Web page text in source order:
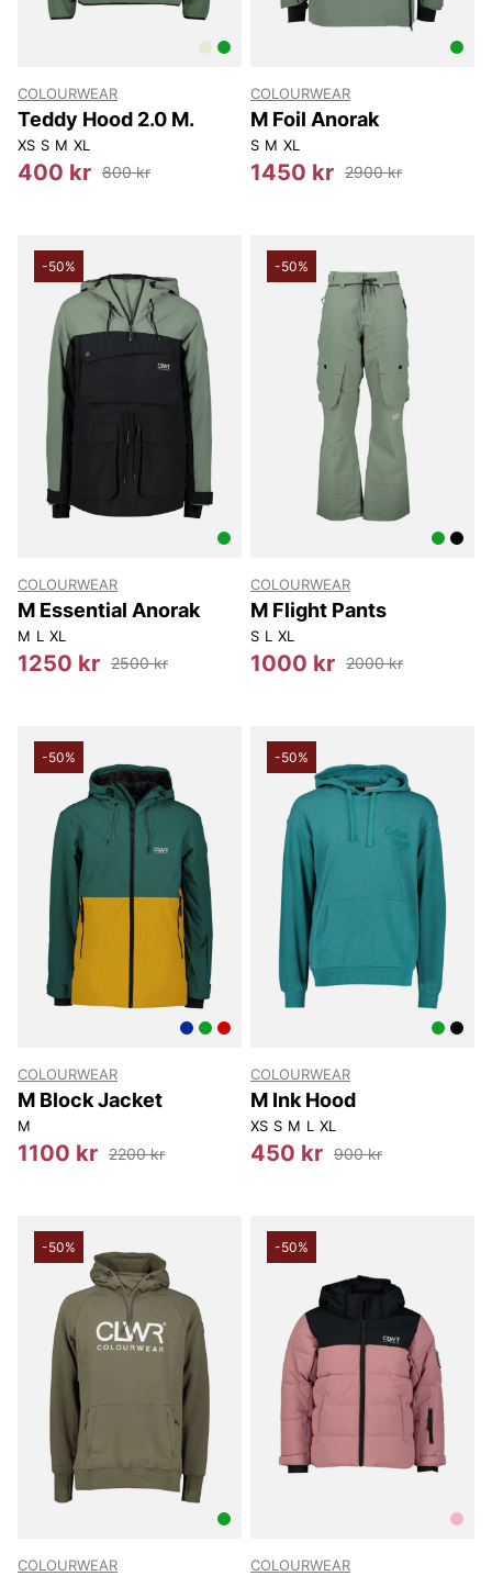
COLOURWEAR
Teddy Hood 2.0 M.
XS S M XL
400 kr 800 kr
COLOURWEAR
M Foil Anorak
S M XL
1450 kr 2900 kr
-50%
COLOURWEAR
M Essential Anorak
M L XL
1250 kr 2500 kr
-50%
COLOURWEAR
M Flight Pants
S L XL
1000 kr 2000 kr
-50%
COLOURWEAR
M Block Jacket
M
1100 kr 2200 kr
-50%
COLOURWEAR
M Ink Hood
XS S M L XL
450 kr 900 kr
-50%
COLOURWEAR
-50%
COLOURWEAR